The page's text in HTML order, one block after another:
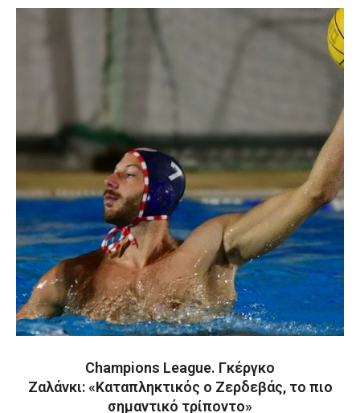
Champions League. Γκέργκο
Ζαλάνκι: «Καταπληκτικός ο Ζερδεβάς, το πιο
σημαντικό τρίποντο»